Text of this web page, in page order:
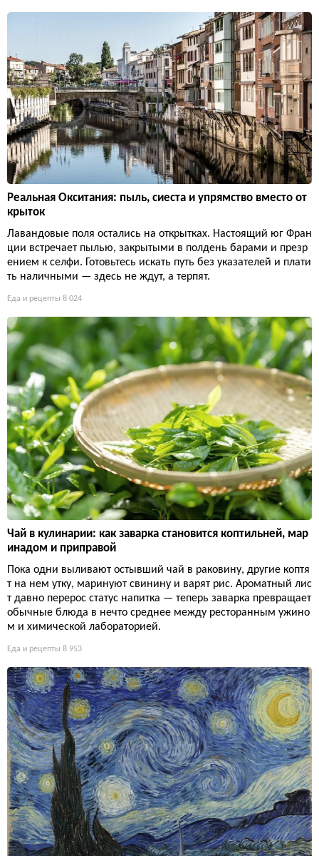
Реальная Окситания: пыль, сиеста и упрямство вместо от
крыток
Лавандовые поля остались на открытках. Настоящий юг Фран
ции встречает пылью, закрытыми в полдень барами и презр
ением к селфи. Готовьтесь искать путь без указателей и плати
ть наличными — здесь не ждут, а терпят.
Еда и рецепты 8 024
Чай в кулинарии: как заварка становится коптильней, мар
инадом и приправой
Пока одни выливают остывший чай в раковину, другие коптя
т на нем утку, маринуют свинину и варят рис. Ароматный лис
т давно перерос статус напитка — теперь заварка превращает
обычные блюда в нечто среднее между ресторанным ужино
м и химической лабораторией.
Еда и рецепты 8 953